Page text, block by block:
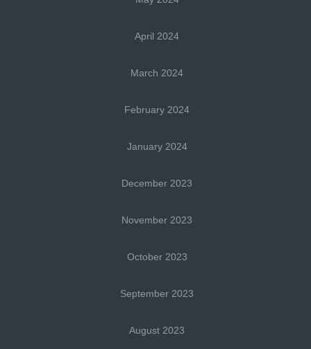
April 2024
March 2024
February 2024
January 2024
December 2023
November 2023
October 2023
September 2023
August 2023